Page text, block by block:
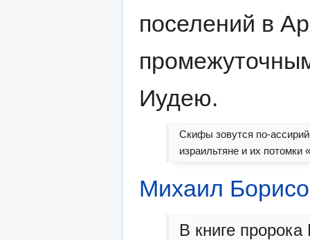
поселений в
Иудею.
Скифы зовутся по-
израильтяне и их потомки
Михаил
В книге